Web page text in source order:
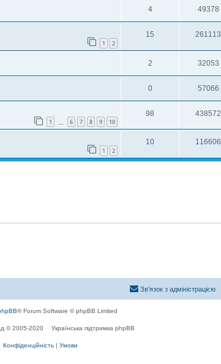
4 49378
1 2
15 261113
2 32053
0 57066
1 6 7 8 9 10
98 438572
1 2
10 116606
Зв'язок з адміністрацією
® Forum Software © phpBB Limited
© 2005-2020 Українська підтримка phpBB
Конфіденційність | Умови